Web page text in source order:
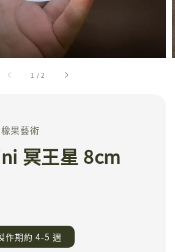
1 /2
果藝術
冥王星 8cm
作期約 4-5 週